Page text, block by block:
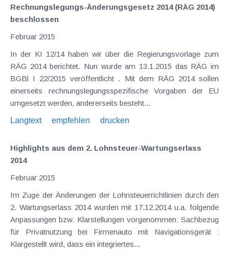
Rechnungslegungs-Änderungsgesetz 2014 (RÄG 2014)
beschlossen
Februar 2015
In der KI 12/14 haben wir über die Regierungsvorlage zum
RÄG 2014 berichtet. Nun wurde am 13.1.2015 das RÄG im
BGBl I 22/2015 veröffentlicht . Mit dem RÄG 2014 sollen
einerseits rechnungslegungsspezifische Vorgaben der EU
umgesetzt werden, andererseits besteht...
Langtext
empfehlen drucken
Highlights aus dem 2. Lohnsteuer-Wartungserlass
2014
Februar 2015
Im Zuge der Änderungen der Lohnsteuerrichtlinien durch den
2. Wartungserlass 2014 wurden mit 17.12.2014 u.a. folgende
Anpassungen bzw. Klarstellungen vorgenommen: Sachbezug
für Privatnutzung bei Firmenauto mit Navigationsgerät :
Klargestellt wird, dass ein integriertes...